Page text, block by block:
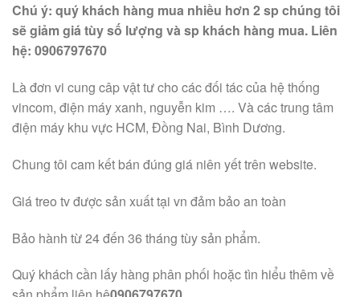
Chú ý: quý khách hàng mua nhiều hơn 2 sp chúng tôi
sẽ giảm giá tùy số lượng và sp khách hàng mua. Liên
hệ: 0906797670
Là đơn vi cung câp vật tư cho các đối tác của hệ thống
vincom, điện máy xanh, nguyễn kim …. Và các trung tâm
điện máy khu vực HCM, Đồng Nai, Bình Dương.
Chung tôi cam kết bán đúng giá niên yết trên website.
Giá treo tv được sản xuất tại vn đảm bảo an toàn
Bảo hành từ 24 đến 36 tháng tùy sản phẩm.
Quý khách cần lấy hàng phân phối hoặc tìn hiểu thêm về